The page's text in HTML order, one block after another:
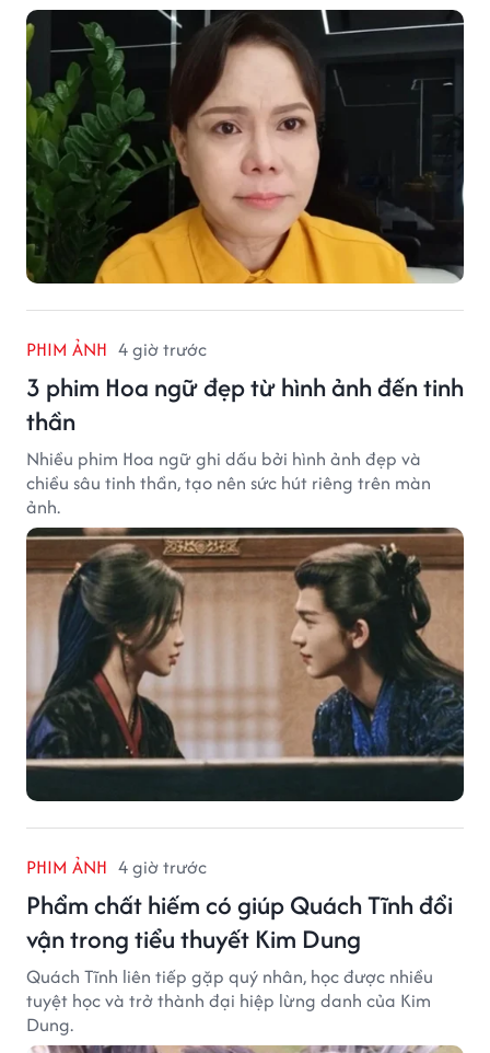
PHIM ẢNH 4 giờ trước
3 phim Hoa ngữ đẹp từ hình ảnh đến tinh
thần
Nhiều phim Hoa ngữ ghi dấu bởi hình ảnh đẹp và
chiều sâu tinh thần, tạo nên sức hút riêng trên màn
ảnh.
PHIM ẢNH 4 giờ trước
Phẩm chất hiếm có giúp Quách Tĩnh đổi
vận trong tiểu thuyết Kim Dung
Quách Tĩnh liên tiếp gặp quý nhân, học được nhiều
tuyệt học và trở thành đại hiệp lừng danh của Kim
Dung.